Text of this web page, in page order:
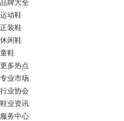
品牌大全
运动鞋
正装鞋
休闲鞋
童鞋
更多热点
专业市场
行业协会
鞋业资讯
服务中心